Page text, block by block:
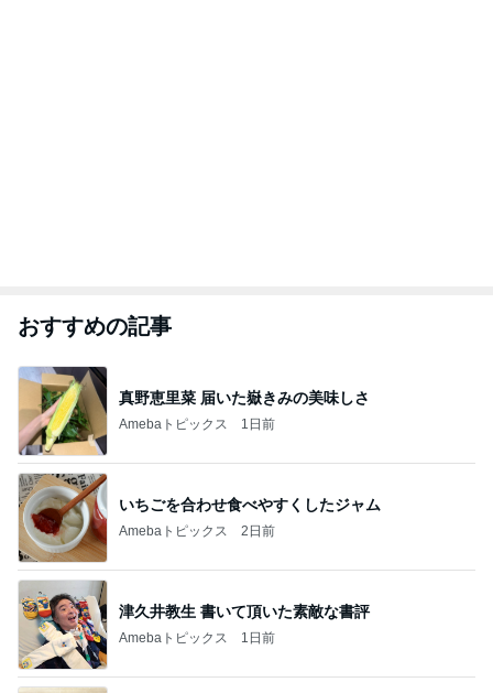
おすすめの記事
真野恵里菜 届いた嶽きみの美味しさ
Amebaトピックス 1日前
いちごを合わせ食べやすくしたジャム
Amebaトピックス 2日前
津久井教生 書いて頂いた素敵な書評
Amebaトピックス 1日前